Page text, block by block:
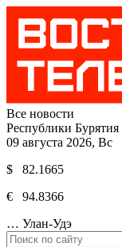
Все новости
Республики Бурятия
09 августа 2026,
$ 82.1665
€ 94.8366
… Улан-Удэ